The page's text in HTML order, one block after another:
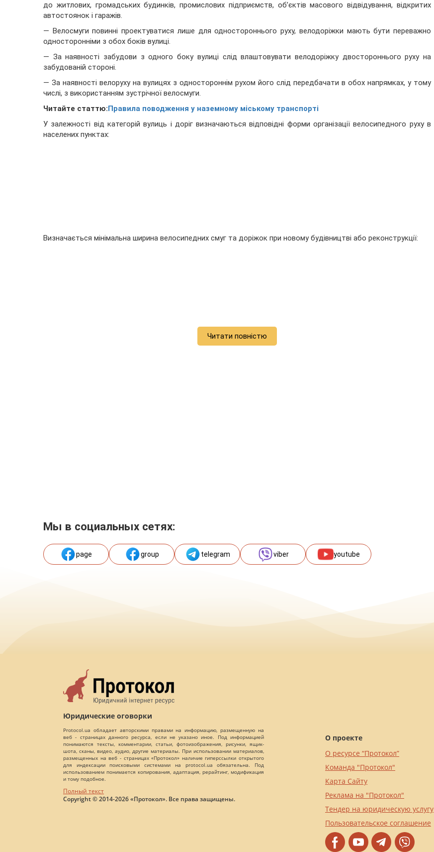
до житлових, громадських будинків, промислових підприємств, об’єктів масового відвідування, відкритих
автостоянок і гаражів.
— Велосмуги повинні проектуватися лише для одностороннього руху, велодоріжки мають бути переважно
односторонніми з обох боків вулиці.
— За наявності забудови з одного боку вулиці слід влаштовувати велодоріжку двостороннього руху на
забудованій стороні.
— За наявності велоруху на вулицях з одностороннім рухом його слід передбачати в обох напрямках, у тому
числі, з використанням зустрічної велосмуги.
Читайте статтю: Правила поводження у наземному міському транспорті
У залежності від категорій вулиць і доріг визначаються відповідні форми організації велосипедного руху в
населених пунктах:
Визначається мінімальна ширина велосипедних смуг та доріжок при новому будівництві або реконструкції:
Читати повністю
Мы в социальных сетях:
page group telegram viber youtube
Юридические оговорки
Protocol.ua обладает авторскими правами на информацию, размещенную на
веб - страницах данного ресурса, если не указано иное. Под информацией
понимаются тексты, комментарии, статьи, фотоизображения, рисунки, ящик-
шота, сканы, видео, аудио, другие материалы. При использовании материалов,
размещенных на веб - страницах «Протокол» наличие гиперссылки открытого
для индексации поисковыми системами на protocol.ua обязательна. Под
использованием понимается копирования, адаптация, рерайтинг, модификация
и тому подобное.
Полный текст
Copyright © 2014-2026 «Протокол». Все права защищены.
О проекте
О ресурсе “Протокол”
Команда "Протокол"
Карта Сайту
Реклама на "Протокол"
Тендер на юридическую услугу
Пользовательское соглашение